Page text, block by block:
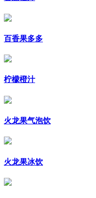
百香果多多
柠檬橙汁
火龙果气泡饮
火龙果冰饮